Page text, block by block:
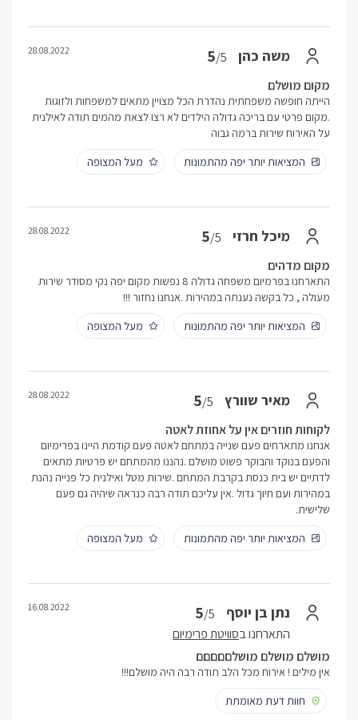
משה כהן 5/5
28.08.2022
מקום מושלם
הייתה חופשה משפחתית נהדרת הכל מצויין מתאים למשפחות ולזוגות
.מקום פרטי עם בריכה גדולה הילדים לא רצו לצאת מהמים תודה לאילנית
על האירוח שירות ברמה גבוה
המציאות יותר יפה מהתמונות
מעל המצופה
מיכל חרזי 5/5
28.08.2022
מקום מדהים
התארחנו בפרמיום משפחה גדולה 8 נפשות מקום יפה נקי מסודר שירות
מעולה , כל בקשה נענתה במהירות .אנחנו נחזור !!!
המציאות יותר יפה מהתמונות
מעל המצופה
מאיר שוורץ 5/5
28.08.2022
לקוחות חוזרים אין על אחוזת לאטה
אנחנו מתארחים פעם שנייה במתחם לאטה פעם קודמת היינו בפרימיום
והפעם בנוקד והבוקר פשוט מושלם .נהננו מהמתחם יש פרטיות מתאים
לדתיים יש בית כנסת בקרבת המתחם .שירות מטל ואילנית כל פנייה נהנת
במהירות ועם חיוך גדול .אין עליכם תודה רבה כנראה שיהיה גם פעם
שלישית.
המציאות יותר יפה מהתמונות
מעל המצופה
נתן בן יוסף 5/5
התארחנו בסוויטת פרימיום
16.08.2022
מושלם מושלם מושלםםםםם
אין מילים ! אירוח מכל הלב תודה רבה היה מושלם!!!
חוות דעת מאומתת